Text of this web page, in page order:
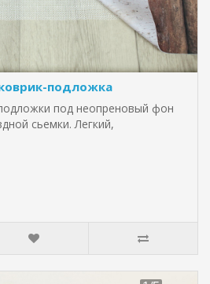
подложка
под неопреновый фон
сьемки. Легкий,